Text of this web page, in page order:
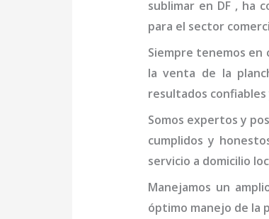
sublimar en DF , ha
para el sector
Siempre tenemos en
la venta de la
resultados
Somos expertos y
cumplidos y
servicio a domicilio
Manejamos un
óptimo manejo de la